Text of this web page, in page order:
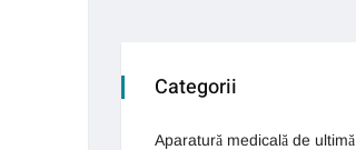
Categorii
Aparatură medicală de ultimă